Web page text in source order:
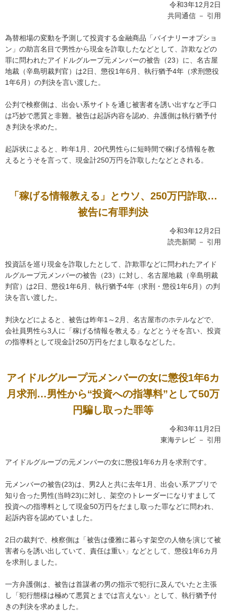
令和3年12月2日
共同通信 － 引用
為替相場の変動を予測して投資する金融商品「バイナリーオプショ
ン」の助言名目で男性から現金を詐取したなどとして、詐欺などの
罪に問われたアイドルグループ元メンバーの被告（23）に、名古屋
地裁（辛島明裁判官）は2日、懲役1年6月、執行猶予4年（求刑懲役
1年6月）の判決を言い渡した。
公判で検察側は、出会い系サイトを通じ被害者を誘い出すなど手口
は巧妙で悪質と非難。被告は起訴内容を認め、弁護側は執行猶予付
き判決を求めた。
起訴状によると、昨年1月、20代男性らに短時間で稼げる情報を教
えるとうそを言って、現金計250万円を詐取したなどとされる。
「稼げる情報教える」とウソ、250万円詐取…
被告に有罪判決
令和3年12月2日
読売新聞 － 引用
投資話を巡り現金を詐取したとして、詐欺罪などに問われたアイド
ルグループ元メンバーの被告（23）に対し、名古屋地裁（辛島明裁
判官）は2日、懲役1年6月、執行猶予4年（求刑・懲役1年6月）の判
決を言い渡した。
判決などによると、被告は昨年1～2月、名古屋市のホテルなどで、
会社員男性ら3人に「稼げる情報を教える」などとうそを言い、投資
の指導料として現金計250万円をだまし取るなどした。
アイドルグループ元メンバーの女に懲役1年6カ
月求刑…男性から“投資への指導料”として50万
円騙し取った罪等
令和3年11月2日
東海テレビ － 引用
アイドルグループの元メンバーの女に懲役1年6カ月を求刑です。
元メンバーの被告(23)は、男2人と共に去年1月、出会い系アプリで
知り合った男性(当時23)に対し、架空のトレーダーになりすまして
投資への指導料として現金50万円をだまし取った罪などに問われ、
起訴内容を認めていました。
2日の裁判で、検察側は「被告は優雅に暮らす架空の人物を演じて被
害者らを誘い出していて、責任は重い」などとして、懲役1年6カ月
を求刑しました。
一方弁護側は、被告は首謀者の男の指示で犯行に及んでいたと主張
し「犯行態様は極めて悪質とまでは言えない」として、執行猶予付
きの判決を求めました。